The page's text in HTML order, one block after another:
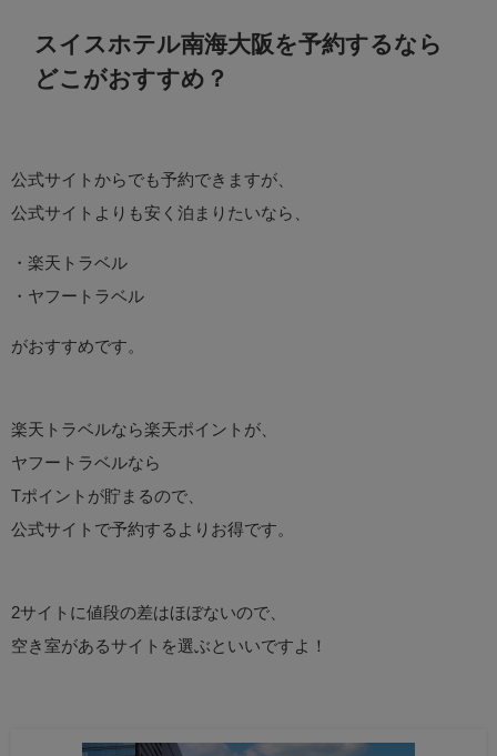
スイスホテル南海大阪を予約するなら
どこがおすすめ？
公式サイトからでも予約できますが、
公式サイトよりも安く泊まりたいなら、
・楽天トラベル
・ヤフートラベル
がおすすめです。
楽天トラベルなら楽天ポイントが、
ヤフートラベルなら
Tポイントが貯まるので、
公式サイトで予約するよりお得です。
2サイトに値段の差はほぼないので、
空き室があるサイトを選ぶといいですよ！